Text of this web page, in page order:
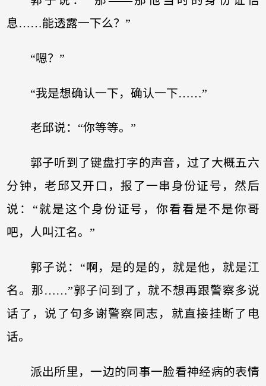
息……能透露一下么？”
“嗯？”
“我是想确认一下，确认一下……”
老邱说：“你等等。”
郭子听到了键盘打字的声音，过了大概五六
分钟，老邱又开口，报了一串身份证号，然后
说：“就是这个身份证号，你看看是不是你哥
吧，人叫江名。”
郭子说：“啊，是的是的，就是他，就是江
名。那……”郭子问到了，就不想再跟警察多说
话了，说了句多谢警察同志，就直接挂断了电
话。
派出所里，一边的同事一脸看神经病的表情